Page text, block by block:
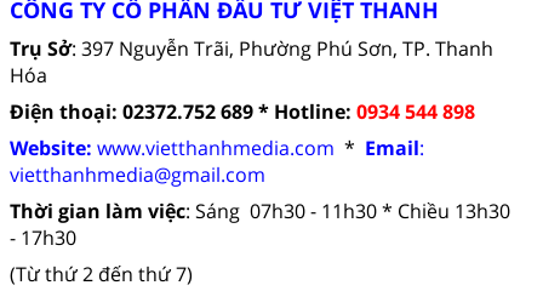
CÔNG TY CỔ PHẦN ĐẦU TƯ VIỆT THANH
Trụ Sở: 397 Nguyễn Trãi, Phường Phú Sơn, TP. Thanh
Hóa
Điện thoại: 02372.752 689 * Hotline: 0934 544 898
Website: www.vietthanhmedia.com * Email:
vietthanhmedia@gmail.com
Thời gian làm việc: Sáng 07h30 - 11h30 * Chiều 13h30
- 17h30
(Từ thứ 2 đến thứ 7)